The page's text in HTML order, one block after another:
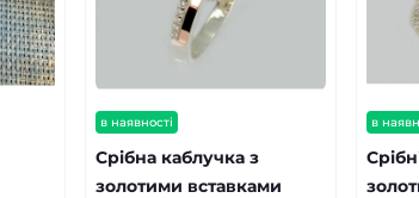
в наявності
Срібна каблучка з
золотими вставками
в